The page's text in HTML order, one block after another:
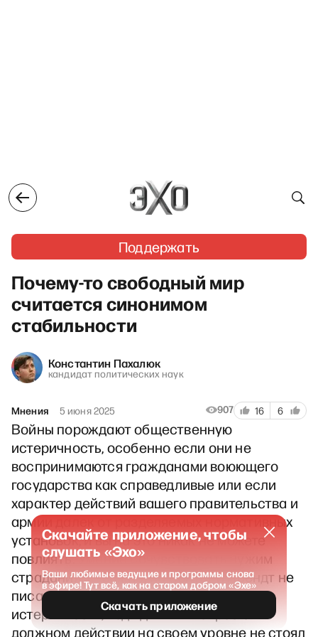
Поддержать
Почему-то свободный мир
считается синонимом
стабильности
Константин Пахалюк
кандидат политических наук
Мнения 5 июня 2025 907 16 6
Войны порождают общественную
истеричность, особенно если они не
воспринимаются гражданами воюющего
государства как справедливые или если
характер действий вашего правительства и
армии далек от разделяемых нормативных
установок, и вы на это никак не можете
повлиять. Умение сочувствовать чужим
страданиям – важно; но Зонтаг и Арендт не
писали о том, как оно может порождать
истеричность, ведь для них вопрос о
должном действии на своем уровне не стоял
Скачайте приложение, чтобы
слушать «Эхо»
Ваши любимые ведущие и программы снова
в эфире! Тут всё, как на старом добром «Эхе»
Скачать приложение